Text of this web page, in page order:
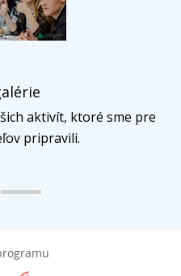
aktivít, ktoré sme pre
pripravili.